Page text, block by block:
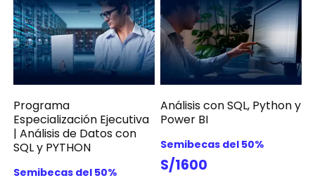
Programa
Especialización Ejecutiva
| Análisis de Datos con
SQL y PYTHON
Semibecas del 50%
Análisis con SQL, Python y
Power BI
Semibecas del 50%
S/1600